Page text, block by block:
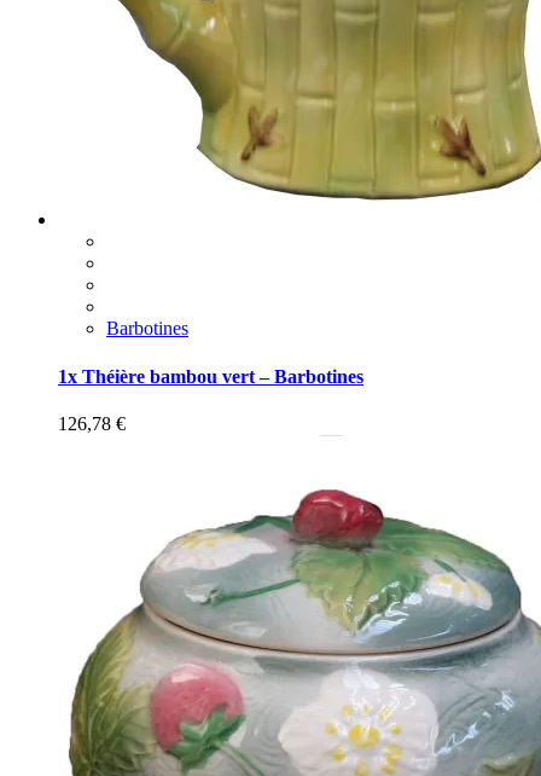
Barbotines
1x Théière bambou vert – Barbotines
126,78 €